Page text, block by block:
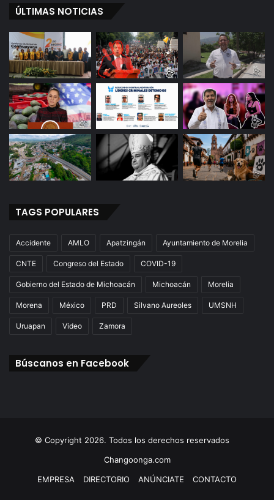
ÚLTIMAS NOTICIAS
TAGS POPULARES
Accidente AMLO Apatzingán Ayuntamiento de Morelia
CNTE Congreso del Estado COVID-19
Gobierno del Estado de Michoacán Michoacán Morelia
Morena México PRD Silvano Aureoles UMSNH
Uruapan Video Zamora
Búscanos en Facebook
© Copyright 2026. Todos los derechos reservados
Changoonga.com
EMPRESA
DIRECTORIO ANÚNCIATE CONTACTO